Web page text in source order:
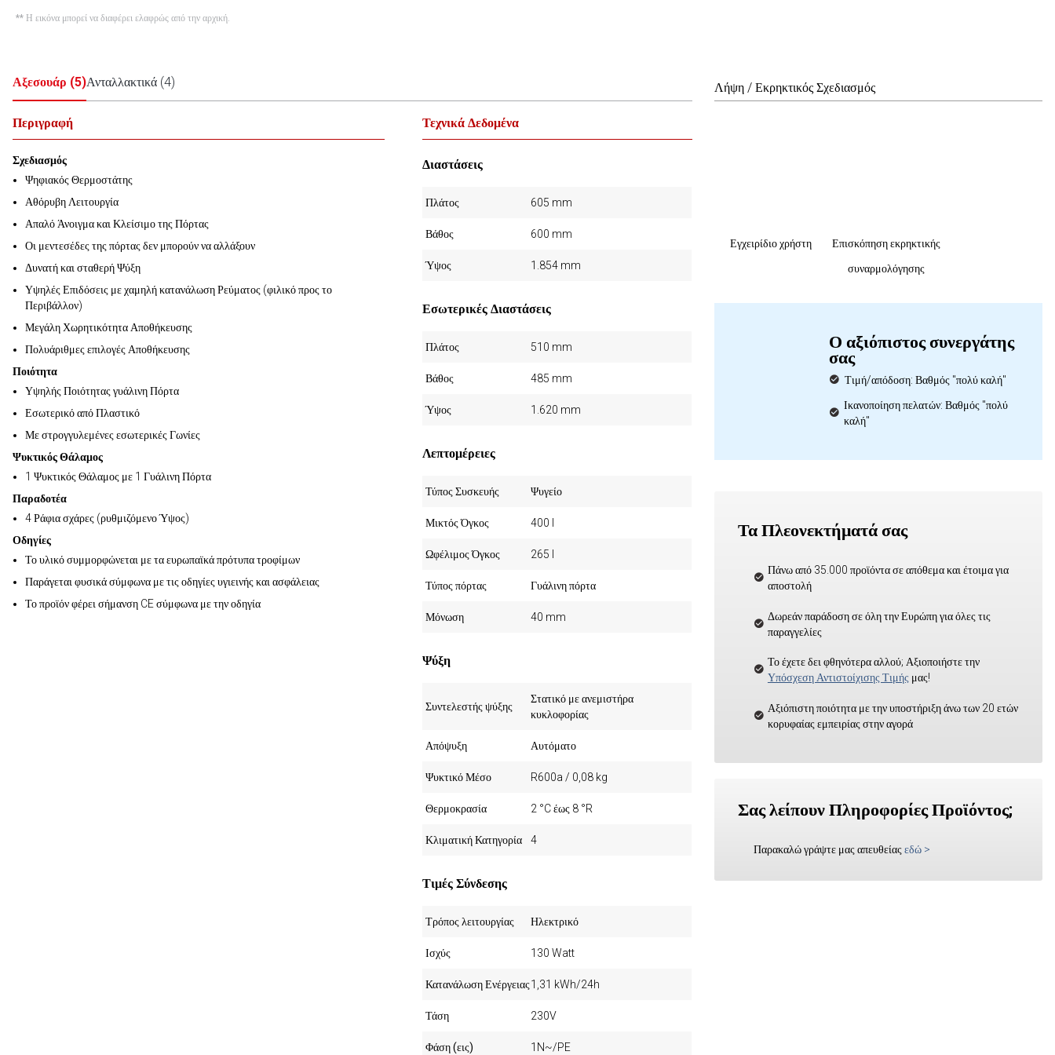
** Η εικόνα μπορεί να διαφέρει ελαφρώς από την αρχική.
Αξεσουάρ (5)Ανταλλακτικά (4)
Περιγραφή
Σχεδιασμός
Ψηφιακός Θερμοστάτης
Αθόρυβη Λειτουργία
Απαλό Άνοιγμα και Κλείσιμο της Πόρτας
Οι μεντεσέδες της πόρτας δεν μπορούν να αλλάξουν
Δυνατή και σταθερή Ψύξη
Υψηλές Επιδόσεις με χαμηλή κατανάλωση Ρεύματος (φιλικό προς το
Περιβάλλον)
Μεγάλη Χωρητικότητα Αποθήκευσης
Πολυάριθμες επιλογές Αποθήκευσης
Ποιότητα
Υψηλής Ποιότητας γυάλινη Πόρτα
Εσωτερικό από Πλαστικό
Με στρογγυλεμένες εσωτερικές Γωνίες
Ψυκτικός Θάλαμος
1 Ψυκτικός Θάλαμος με 1 Γυάλινη Πόρτα
Παραδοτέα
4 Ράφια σχάρες (ρυθμιζόμενο Ύψος)
Οδηγίες
Το υλικό συμμορφώνεται με τα ευρωπαϊκά πρότυπα τροφίμων
Παράγεται φυσικά σύμφωνα με τις οδηγίες υγιεινής και ασφάλειας
Το προϊόν φέρει σήμανση CE σύμφωνα με την οδηγία
Τεχνικά Δεδομένα
Διαστάσεις
Πλάτος 605 mm
Βάθος 600 mm
Ύψος 1.854 mm
Εσωτερικές Διαστάσεις
Πλάτος 510 mm
Βάθος 485 mm
Ύψος 1.620 mm
Λεπτομέρειες
Τύπος Συσκευής Ψυγείο
Μικτός Όγκος 400 l
Ωφέλιμος Όγκος 265 l
Τύπος πόρτας Γυάλινη πόρτα
Μόνωση 40 mm
Ψύξη
Συντελεστής ψύξης
Στατικό με ανεμιστήρα
κυκλοφορίας
Απόψυξη Αυτόματο
Ψυκτικό Μέσο R600a / 0,08 kg
Θερμοκρασία 2 °C έως 8 °R
Κλιματική Κατηγορία 4
Τιμές Σύνδεσης
Τρόπος λειτουργίας Ηλεκτρικό
Ισχύς 130 Watt
Κατανάλωση Ενέργειας1,31 kWh/24h
Τάση 230V
Φάση (εις) 1N~/PE
Λήψη / Εκρηκτικός Σχεδιασμός
Εγχειρίδιο χρήστη
Επισκόπηση εκρηκτικής
συναρμολόγησης
Ο αξιόπιστος συνεργάτης
σας
Τιμή/απόδοση: Βαθμός "πολύ καλή"
Ικανοποίηση πελατών: Βαθμός "πολύ
καλή"
Τα Πλεονεκτήματά σας
Πάνω από 35.000 προϊόντα σε απόθεμα και έτοιμα για
αποστολή
Δωρεάν παράδοση σε όλη την Ευρώπη για όλες τις
παραγγελίες
Το έχετε δει φθηνότερα αλλού; Αξιοποιήστε την
Υπόσχεση Αντιστοίχισης Τιμής μας!
Αξιόπιστη ποιότητα με την υποστήριξη άνω των 20 ετών
κορυφαίας εμπειρίας στην αγορά
Σας λείπουν Πληροφορίες Προϊόντος;
Παρακαλώ γράψτε μας απευθείας εδώ >